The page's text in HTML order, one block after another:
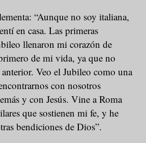
“Aunque no soy italiana,
en casa. Las primeras
llenaron mi corazón de
de mi vida, ya que no
Veo el Jubileo como una
con nosotros
y con Jesús. Vine a Roma
que sostienen mi fe, y he
bendiciones de Dios”.